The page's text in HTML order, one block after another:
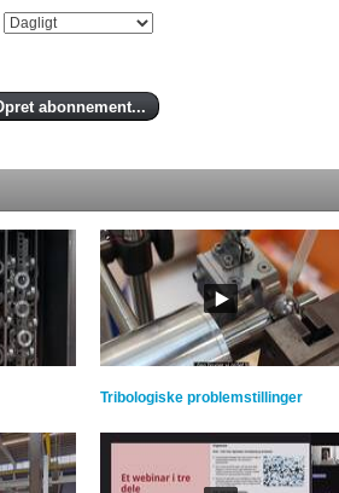
Tribologiske problemstillinger